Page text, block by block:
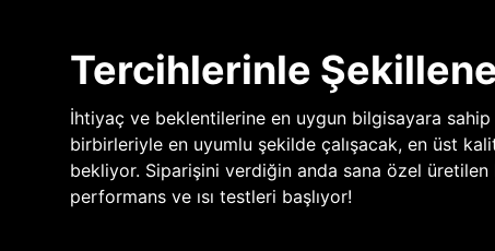
Tercihlerinle
İhtiyaç ve beklentilerine en uygun bilgisayara
birbirleriyle en uyumlu şekilde çalışacak, en üst
bekliyor. Siparişini verdiğin anda sana özel üretilen
performans ve ısı testleri başlıyor!